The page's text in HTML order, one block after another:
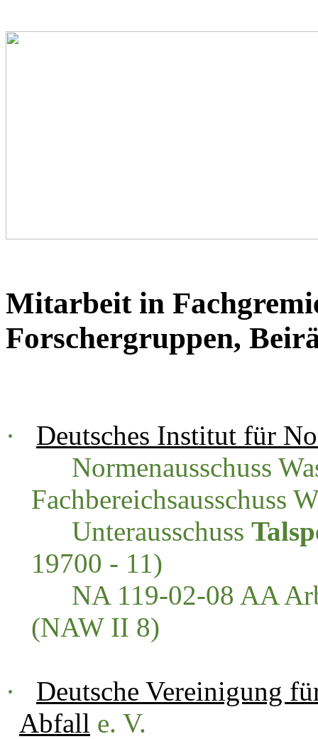
Mitarbeit in
Forschergruppen,
·
Deutsches Institut für
Normenausschuss
Fachbereichsausschuss
Unterausschuss
19700 - 11)
NA 119-02-08 AA
(NAW II 8)
·
Deutsche Vereinigung
Abfall e. V.